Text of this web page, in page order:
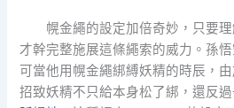
幌金繩的設定加倍奇妙，只要理
才幹完整施展這條繩索的威力。孫
可當他用幌金繩綁縛妖精的時辰，
招致妖精不只給本身松了綁，還反